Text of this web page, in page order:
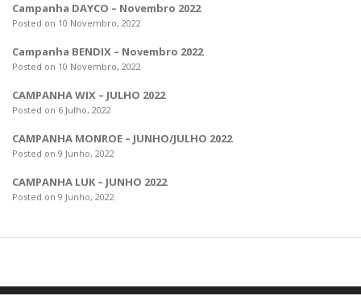
Campanha DAYCO – Novembro 2022
Posted on 10 Novembro, 2022
Campanha BENDIX – Novembro 2022
Posted on 10 Novembro, 2022
CAMPANHA WIX – JULHO 2022
Posted on 6 Julho, 2022
CAMPANHA MONROE – JUNHO/JULHO 2022
Posted on 9 Junho, 2022
CAMPANHA LUK – JUNHO 2022
Posted on 9 Junho, 2022